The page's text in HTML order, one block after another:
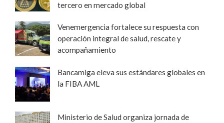
tercero en mercado global
Venemergencia fortalece su respuesta con
operación integral de salud, rescate y
acompañamiento
Bancamiga eleva sus estándares globales en
la FIBA AML
Ministerio de Salud organiza jornada de